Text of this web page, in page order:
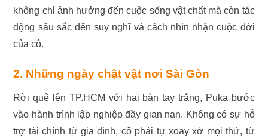
không chỉ ảnh hưởng đến cuộc sống vật chất mà còn tác
động sâu sắc đến suy nghĩ và cách nhìn nhận cuộc đời
của cô.
2. Những ngày chật vật nơi Sài Gòn
Rời quê lên TP.HCM với hai bàn tay trắng, Puka bước
vào hành trình lập nghiệp đầy gian nan. Không có sự hỗ
trợ tài chính từ gia đình, cô phải tự xoay xở mọi thứ, từ